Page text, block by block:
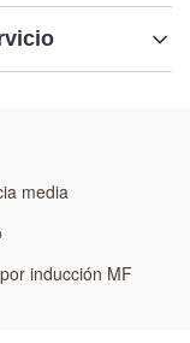
por inducción
media
inducción MF